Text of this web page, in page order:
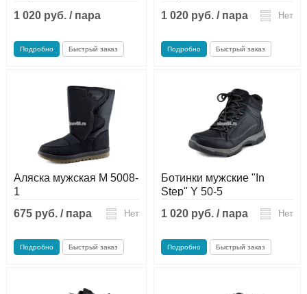
1 020 руб. / пара
Подробно Быстрый заказ
1 020 руб. / пара
Нет
Подробно Быстрый заказ
Аляска мужская М 5008-
1
675 руб. / пара
Нет
Подробно Быстрый заказ
Ботинки мужские "In
Step" Y 50-5
1 020 руб. / пара
Нет
Подробно Быстрый заказ